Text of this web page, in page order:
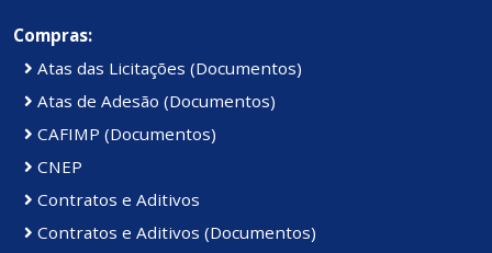
Compras:
Atas das Licitações (Documentos)
Atas de Adesão (Documentos)
CAFIMP (Documentos)
CNEP
Contratos e Aditivos
Contratos e Aditivos (Documentos)